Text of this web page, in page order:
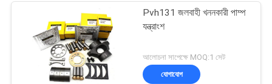
Pvh131 জলবাহী খননকারী পাম্প
যন্ত্রাংশ
আলোচনা সাপেক্ষে MOQ:1 সেট
যোগাযোগ